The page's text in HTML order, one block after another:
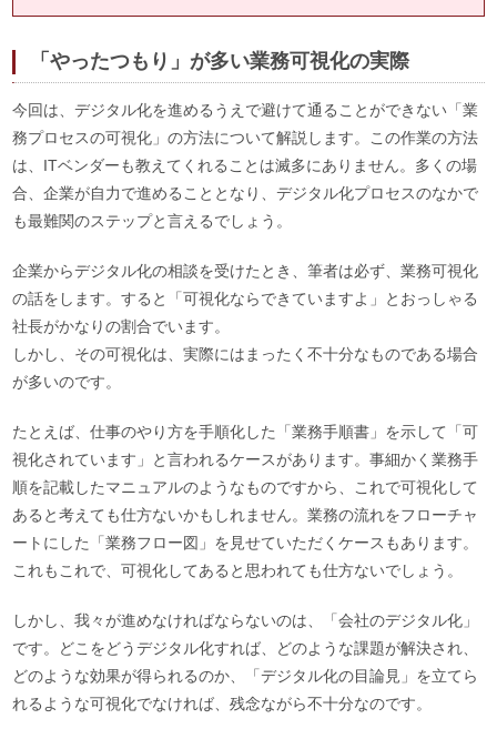
「やったつもり」が多い業務可視化の実際
今回は、デジタル化を進めるうえで避けて通ることができない「業
務プロセスの可視化」の方法について解説します。この作業の方法
は、ITベンダーも教えてくれることは滅多にありません。多くの場
合、企業が自力で進めることとなり、デジタル化プロセスのなかで
も最難関のステップと言えるでしょう。
企業からデジタル化の相談を受けたとき、筆者は必ず、業務可視化
の話をします。すると「可視化ならできていますよ」とおっしゃる
社長がかなりの割合でいます。
しかし、その可視化は、実際にはまったく不十分なものである場合
が多いのです。
たとえば、仕事のやり方を手順化した「業務手順書」を示して「可
視化されています」と言われるケースがあります。事細かく業務手
順を記載したマニュアルのようなものですから、これで可視化して
あると考えても仕方ないかもしれません。業務の流れをフローチャ
ートにした「業務フロー図」を見せていただくケースもあります。
これもこれで、可視化してあると思われても仕方ないでしょう。
しかし、我々が進めなければならないのは、「会社のデジタル化」
です。どこをどうデジタル化すれば、どのような課題が解決され、
どのような効果が得られるのか、「デジタル化の目論見」を立てら
れるような可視化でなければ、残念ながら不十分なのです。